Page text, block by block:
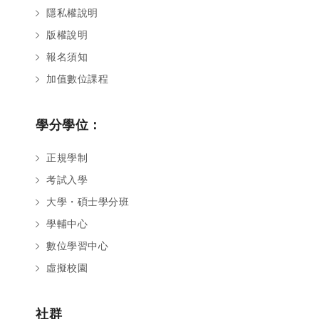
隱私權說明
版權說明
報名須知
加值數位課程
學分學位：
正規學制
考試入學
大學・碩士學分班
學輔中心
數位學習中心
虛擬校園
社群